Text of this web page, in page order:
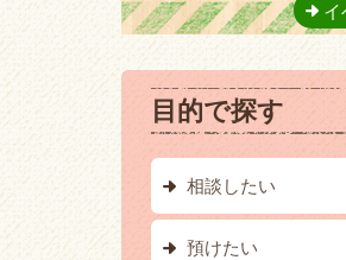
イ
目的で探す
相談したい
預けたい